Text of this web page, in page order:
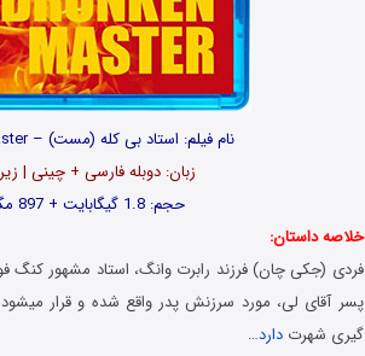
نام فیلم: استاد بی کله (مست) – Drunken Master | ژانر:
زبان: دوبله فارسی + چینی |
حجم: 1.8 گیگابایت + 897 مگابایت + 449 مگابایت | امتیاز: 7.6 از 10
خلاصه داستان:
فردی (جکی چان) فرزند رابرت وانگ، استاد مشهور کنگ
پسر آقای لی، مورد سرزنش پدر واقع شده و قرار
گیری شهرتدارد…